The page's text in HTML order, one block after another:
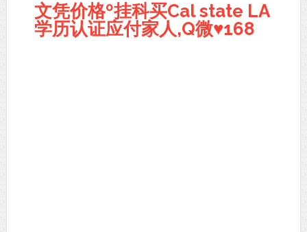
文凭价格º挂科买Cal state LA
学历认证应付家人,Q微♥168